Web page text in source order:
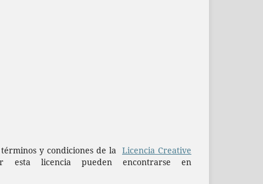
y condiciones de la Licencia Creative
licencia pueden encontrarse en